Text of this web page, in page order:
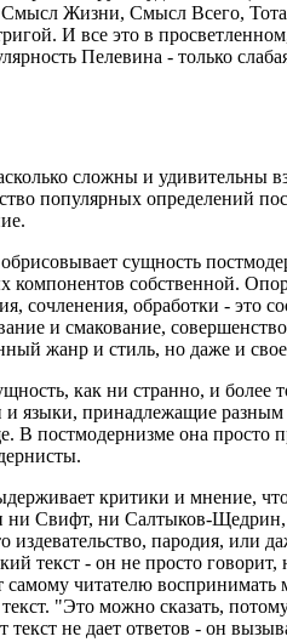
Жизни, Смысл Всего,
И все это в
Пелевина - только
сложны и
популярных определений
сущность
компонентов собственной.
сочленения, обработки - это
и смакование,
жанр и стиль, но даже и
как ни странно, и более
и языки, принадлежащие
В постмодернизме она просто
критики и мнение,
ни Свифт, ни Салтыков-Щедрин,
издевательство, пародия, или
текст - он не просто
самому читателю воспринимать
"Это можно сказать,
текст не дает ответов - он